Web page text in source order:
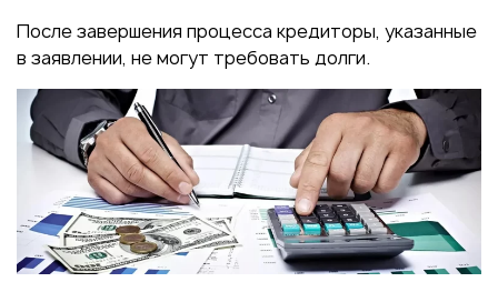
После завершения процесса кредиторы, указанные
в заявлении, не могут требовать долги.